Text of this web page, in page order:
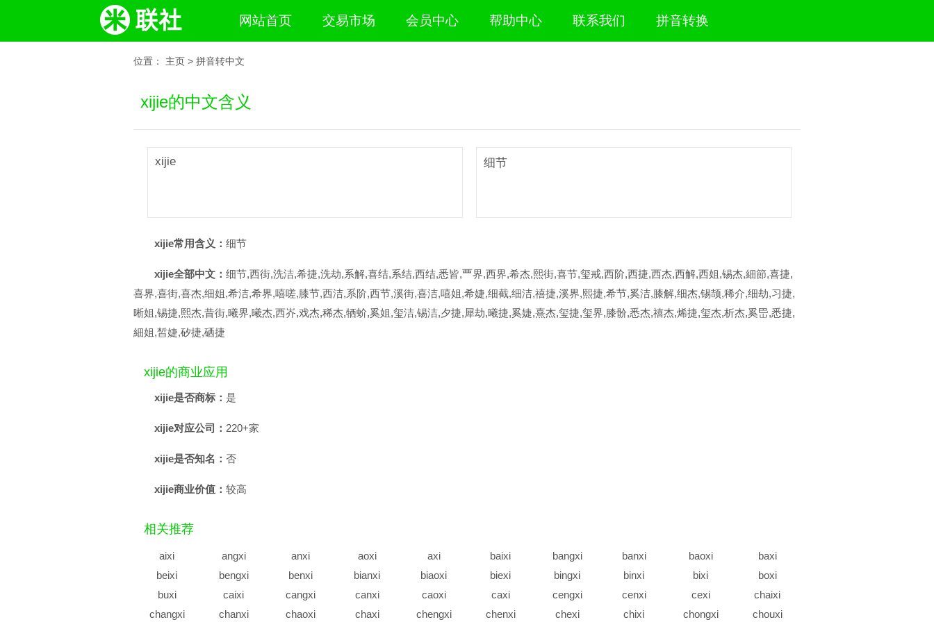
网站首页 交易市场 会员中心 帮助中心 联系我们 拼音转换
位置： 主页 > 拼音转中文
xijie的中文含义
xijie 细节
xijie常用含义： 细节
xijie全部中文： 细节,西街,洗洁,希捷,洗劫,系解,喜结,系结,西结,悉皆,覀界,西界,希杰,熙街,喜节,玺戒,西阶,西捷,西杰,西解,西姐,锡杰,細節,喜捷,
喜界,喜街,喜杰,细姐,希洁,希界,嘻嗟,膝节,西洁,系阶,西节,溪街,喜洁,嘻姐,希婕,细截,细洁,禧捷,溪界,熙捷,希节,奚洁,膝解,细杰,锡颉,稀介,细劫,习捷,
晰姐,锡捷,熙杰,昔街,曦界,曦杰,西岕,戏杰,稀杰,牺蚧,奚姐,玺洁,锡洁,夕捷,犀劫,曦捷,奚婕,熹杰,玺捷,玺界,膝骱,悉杰,禧杰,烯捷,玺杰,析杰,奚岊,悉捷,
細姐,皙婕,矽捷,硒捷
xijie的商业应用
xijie是否商标： 是
xijie对应公司： 220+家
xijie是否知名： 否
xijie商业价值： 较高
相关推荐
aixi angxi anxi aoxi axi baixi bangxi banxi baoxi
baxi
beixi
bengxi benxi bianxi biaoxi biexi bingxi binxi bixi
boxi
buxi
caixi cangxi canxi caoxi caxi cengxi cenxi cexi
chaixi
changxi
chanxi chaoxi chaxi chengxi chenxi chexi chixi chongxi chouxi